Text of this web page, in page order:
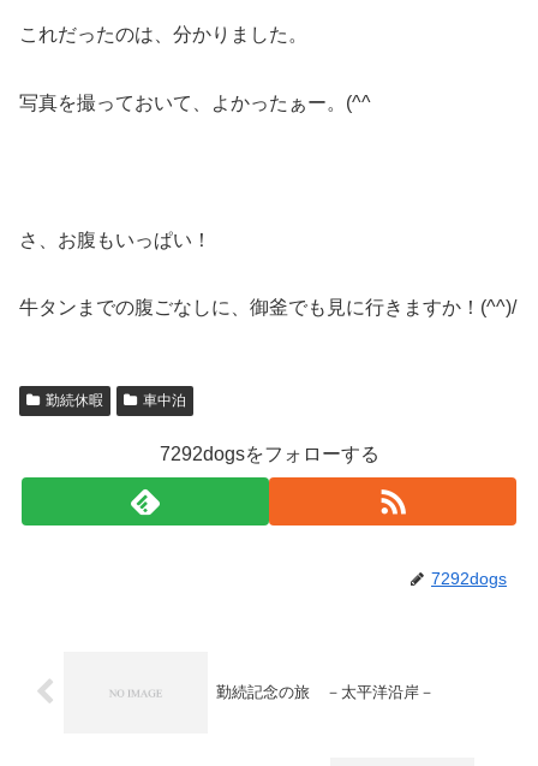
これだったのは、分かりました。
写真を撮っておいて、よかったぁー。(^^ゞ
さ、お腹もいっぱい！
牛タンまでの腹ごなしに、御釜でも見に行きますか！(^^)/
勤続休暇 車中泊
7292dogsをフォローする
7292dogs
勤続記念の旅 －太平洋沿岸－